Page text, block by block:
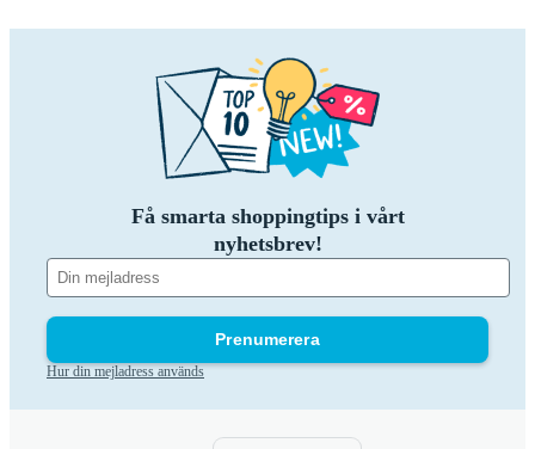
Få smarta shoppingtips i vårt
nyhetsbrev!
Prenumerera
Hur din mejladress används